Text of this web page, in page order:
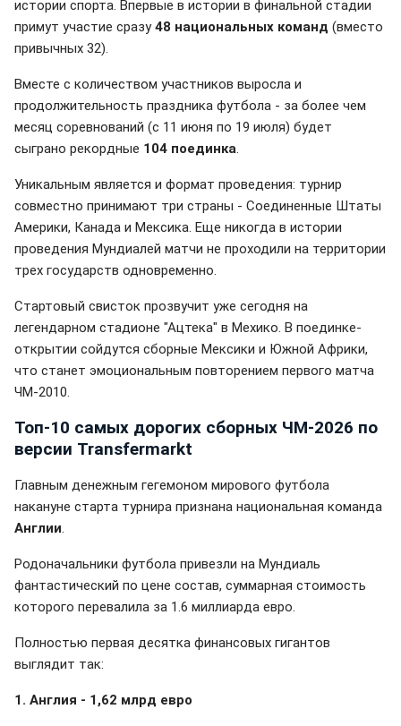
истории спорта. Впервые в истории в финальной стадии
примут участие сразу48 национальных команд (вместо
привычных 32).
Вместе с количеством участников выросла и
продолжительность праздника футбола - за более чем
месяц соревнований (с 11 июня по 19 июля) будет
сыграно рекордные 104 поединка
Уникальным является и формат проведения: турнир
совместно принимают три страны - Соединенные Штаты
Америки, Канада и Мексика. Еще никогда в истории
проведения Мундиалей матчи не проходили на территории
трех государств одновременно.
Стартовый свисток прозвучит уже сегодня на
легендарном стадионе "Ацтека" в Мехико. В поединке-
открытии сойдутся сборные Мексики и Южной Африки,
что станет эмоциональным повторением первого матча
ЧМ-2010.
Топ-10 самых дорогих сборных ЧМ-2026 по
версии Transfermarkt
Главным денежным гегемоном мирового футбола
накануне старта турнира признана национальная команда
Англии
Родоначальники футбола привезли на Мундиаль
фантастический по цене состав, суммарная стоимость
которого перевалила за 1.6 миллиарда евро.
Полностью первая десятка финансовых гигантов
выглядит так:
1. Англия - 1,62 млрд евро